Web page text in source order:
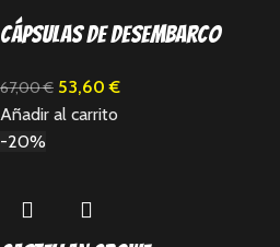
Cápsulas de Desembarco
67,00€ 53,60€
Añadir al carrito
-20%